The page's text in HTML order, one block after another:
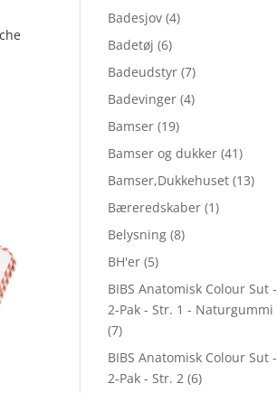
Badesjov (4)
Badetøj (6)
Badeudstyr (7)
Badevinger (4)
Bamser (19)
Bamser og dukker (41)
Bamser,Dukkehuset (13)
Bæreredskaber (1)
Belysning (8)
BH'er (5)
BIBS Anatomisk Colour Sut -
2-Pak - Str. 1 - Naturgummi
(7)
BIBS Anatomisk Colour Sut -
2-Pak - Str. 2 (6)